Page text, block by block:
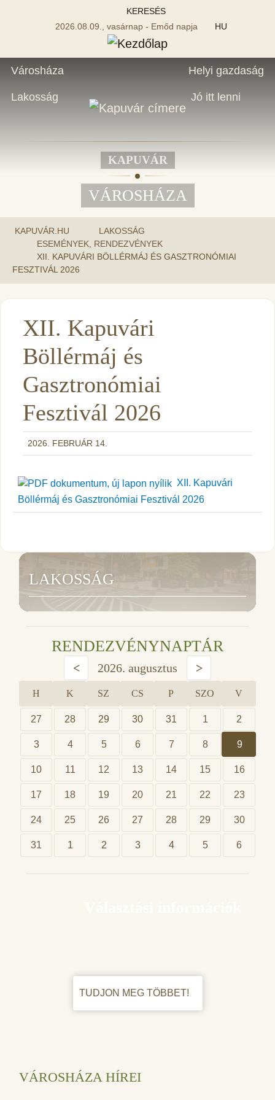
KERESÉS
2026.08.09., vasárnap - Emőd napja
HU
Városháza
Lakosság
Helyi gazdaság
Jó itt lenni
KAPUVÁR
VÁROSHÁZA
KAPUVÁR.HU
LAKOSSÁG
ESEMÉNYEK, RENDEZVÉNYEK
XII. KAPUVÁRI BÖLLÉRMÁJ ÉS GASZTRONÓMIAI
FESZTIVÁL 2026
XII. Kapuvári
Böllérmáj és
Gasztronómiai
Fesztivál 2026
2026. FEBRUÁR 14.
XII. Kapuvári
Böllérmáj és Gasztronómiai Fesztivál 2026
LAKOSSÁG
RENDEZVÉNYNAPTÁR
< 2026. augusztus >
H K SZ CS P SZO V
27 28 29 30 31 1 2
3 4 5 6 7 8 9
10 11 12 13 14 15 16
17 18 19 20 21 22 23
24 25 26 27 28 29 30
31 1 2 3 4 5 6
TUDJON MEG TÖBBET!
VÁROSHÁZA HÍREI